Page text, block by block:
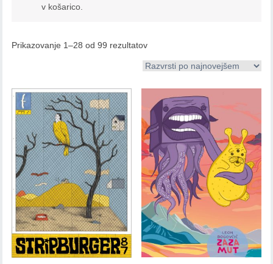
v košarico.
Prikazovanje 1–28 od 99 rezultatov